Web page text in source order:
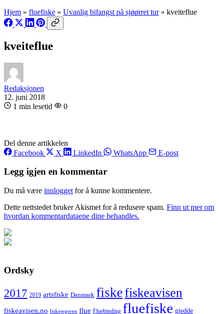
Hjem » fluefiske » Uvanlig bifangst på sjøørret tur» kveiteflue
kveiteflue
Redaksjonen
12. juni 2018
1 min lesetid
0
Del denne artikkelen
Facebook
X LinkedIn WhatsApp E-post
Legg igjen en kommentar
Du må være innlogget for å kunne kommentere.
Dette nettstedet bruker Akismet for å redusere spam. Finn ut mer om
hvordan kommentardataene dine behandles.
Ordsky
2017 2019 artsfiske Danmark fiskefiskeavisen
fiskeavisen.no fiskejegeren flue Fluebinding fluefiske gjedde